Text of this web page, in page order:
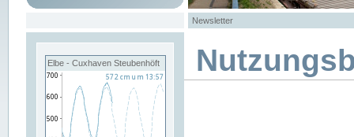
Newsletter
Elbe - Cuxhaven Steubenhöft